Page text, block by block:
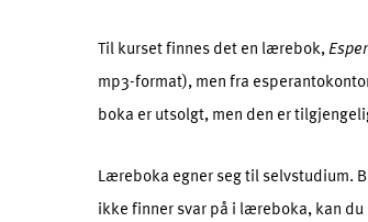
Til kurset finnes det en lærebok,
mp3-format), men fra
boka er utsolgt, men den er
Læreboka egner seg til selvstudium.
ikke finner svar på i læreboka, kan du